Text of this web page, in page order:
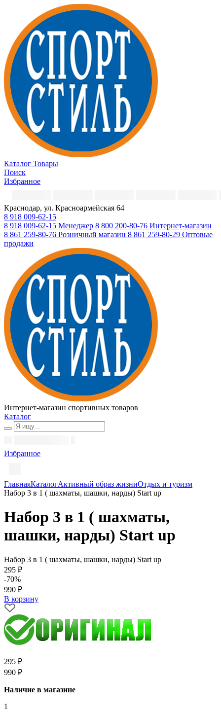
Каталог Товары
Поиск
Избранное
Краснодар, ул. Красноармейская 64
8 918 009-62-15
8 918 009-62-15 Менеджер 8 800 200-80-76 Интернет-магазин
8 861 259-80-76 Розничный магазин 8 861 259-80-29 Оптовые
продажи
Интернет-магазин спортивных товаров
Каталог
Избранное
ГлавнаяКаталогАктивный образ жизниОтдых и туризм
Набор 3 в 1 ( шахматы, шашки, нарды) Start up
Набор 3 в 1 ( шахматы,
шашки, нарды) Start up
Набор 3 в 1 ( шахматы, шашки, нарды) Start up
295 ₽
-70%
990 ₽
В корзину
295 ₽
990 ₽
Наличие в магазине
1